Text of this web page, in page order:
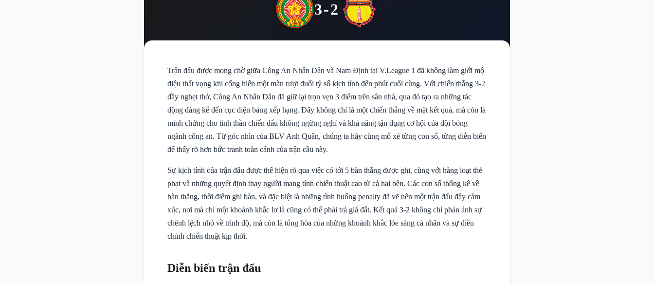
3-2
Trận đấu được mong chờ giữa Công An Nhân Dân và Nam Định tại V.League 1 đã không làm giới mộ
điệu thất vọng khi cống hiến một màn rượt đuổi tỷ số kịch tính đến phút cuối cùng. Với chiến thắng 3-2
đầy nghẹt thở, Công An Nhân Dân đã giữ lại trọn vẹn 3 điểm trên sân nhà, qua đó tạo ra những tác
động đáng kể đến cục diện bảng xếp hạng. Đây không chỉ là một chiến thắng về mặt kết quả, mà còn là
minh chứng cho tinh thần chiến đấu không ngừng nghỉ và khả năng tận dụng cơ hội của đội bóng
ngành công an. Từ góc nhìn của BLV Anh Quân, chúng ta hãy cùng mổ xẻ từng con số, từng diễn biến
để thấy rõ hơn bức tranh toàn cảnh của trận cầu này.
Sự kịch tính của trận đấu được thể hiện rõ qua việc có tới 5 bàn thắng được ghi, cùng với hàng loạt thẻ
phạt và những quyết định thay người mang tính chiến thuật cao từ cả hai bên. Các con số thống kê về
bàn thắng, thời điểm ghi bàn, và đặc biệt là những tình huống penalty đã vẽ nên một trận đấu đầy cảm
xúc, nơi mà chỉ một khoảnh khắc lơ là cũng có thể phải trả giá đắt. Kết quả 3-2 không chỉ phản ánh sự
chênh lệch nhỏ về trình độ, mà còn là tổng hòa của những khoảnh khắc lóe sáng cá nhân và sự điều
chỉnh chiến thuật kịp thời.
Diễn biến trận đấu